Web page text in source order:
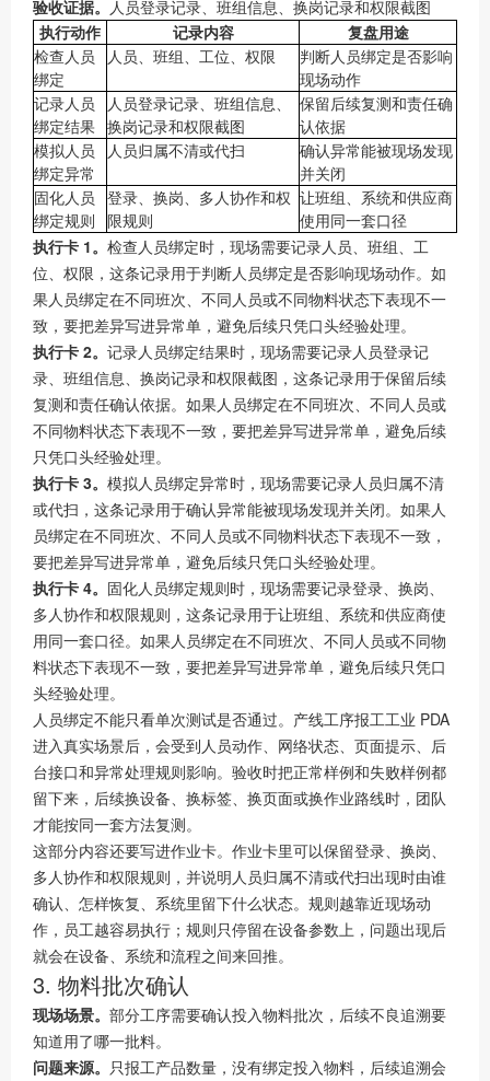
验收证据。 人员登录记录、班组信息、换岗记录和权限截图
执行动作
记录内容
复盘用途
检查人员
绑定
人员、班组、工位、权限
判断人员绑定是否影响
现场动作
记录人员
绑定结果
人员登录记录、班组信息、
换岗记录和权限截图
保留后续复测和责任确
认依据
模拟人员
绑定异常
人员归属不清或代扫
确认异常能被现场发现
并关闭
固化人员
绑定规则
登录、换岗、多人协作和权
限规则
让班组、系统和供应商
使用同一套口径
执行卡 1。 检查人员绑定时，现场需要记录人员、班组、工
位、权限，这条记录用于判断人员绑定是否影响现场动作。如
果人员绑定在不同班次、不同人员或不同物料状态下表现不一
致，要把差异写进异常单，避免后续只凭口头经验处理。
执行卡 2。 记录人员绑定结果时，现场需要记录人员登录记
录、班组信息、换岗记录和权限截图，这条记录用于保留后续
复测和责任确认依据。如果人员绑定在不同班次、不同人员或
不同物料状态下表现不一致，要把差异写进异常单，避免后续
只凭口头经验处理。
执行卡 3。 模拟人员绑定异常时，现场需要记录人员归属不清
或代扫，这条记录用于确认异常能被现场发现并关闭。如果人
员绑定在不同班次、不同人员或不同物料状态下表现不一致，
要把差异写进异常单，避免后续只凭口头经验处理。
执行卡 4。 固化人员绑定规则时，现场需要记录登录、换岗、
多人协作和权限规则，这条记录用于让班组、系统和供应商使
用同一套口径。如果人员绑定在不同班次、不同人员或不同物
料状态下表现不一致，要把差异写进异常单，避免后续只凭口
头经验处理。
人员绑定不能只看单次测试是否通过。产线工序报工工业 PDA
进入真实场景后，会受到人员动作、网络状态、页面提示、后
台接口和异常处理规则影响。验收时把正常样例和失败样例都
留下来，后续换设备、换标签、换页面或换作业路线时，团队
才能按同一套方法复测。
这部分内容还要写进作业卡。作业卡里可以保留登录、换岗、
多人协作和权限规则，并说明人员归属不清或代扫出现时由谁
确认、怎样恢复、系统里留下什么状态。规则越靠近现场动
作，员工越容易执行；规则只停留在设备参数上，问题出现后
就会在设备、系统和流程之间来回推。
3. 物料批次确认
现场场景。 部分工序需要确认投入物料批次，后续不良追溯要
知道用了哪一批料。
问题来源。 只报工产品数量，没有绑定投入物料，后续追溯会